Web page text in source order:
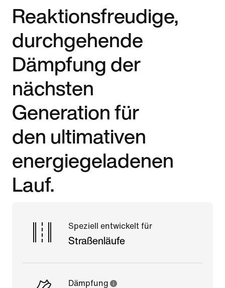
Reaktionsfreudige,
durchgehende
Dämpfung der
nächsten
Generation für
den ultimativen
energiegeladenen
Lauf.
Speziell entwickelt für
Straßenläufe
Dämpfung